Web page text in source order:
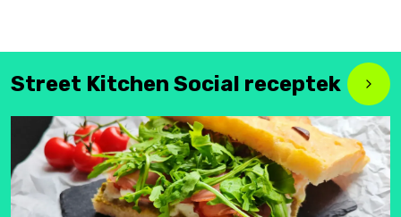
Street Kitchen Social receptek